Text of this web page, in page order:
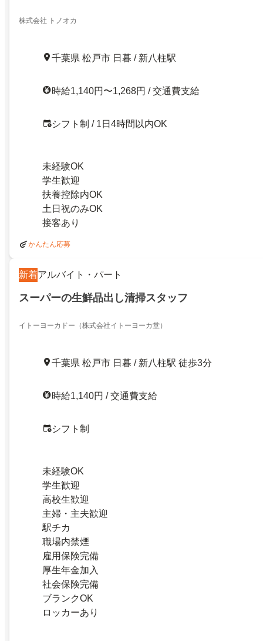
株式会社 トノオカ
千葉県 松戸市 日暮 / 新八柱駅
時給1,140円〜1,268円 / 交通費支給
シフト制 / 1日4時間以内OK
未経験OK
学生歓迎
扶養控除内OK
土日祝のみOK
接客あり
かんたん応募
新着アルバイト・パート
スーパーの生鮮品出し清掃スタッフ
イトーヨーカドー（株式会社イトーヨーカ堂）
千葉県 松戸市 日暮 / 新八柱駅 徒歩3分
時給1,140円 / 交通費支給
シフト制
未経験OK
学生歓迎
高校生歓迎
主婦・主夫歓迎
駅チカ
職場内禁煙
雇用保険完備
厚生年金加入
社会保険完備
ブランクOK
ロッカーあり